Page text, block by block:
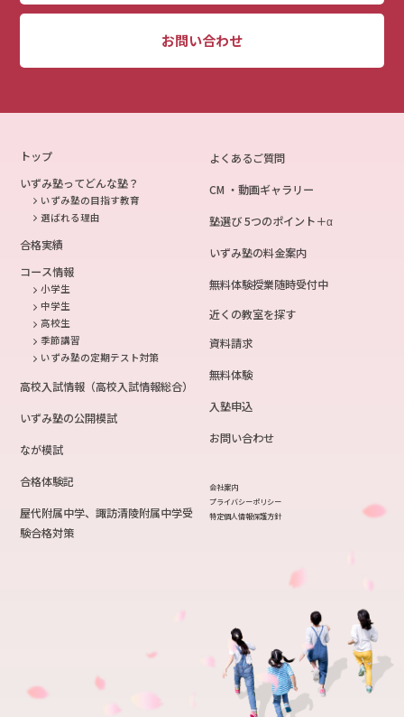
お問い合わせ
トップ
いずみ塾ってどんな塾？
いずみ塾の目指す教育
選ばれる理由
合格実績
コース情報
小学生
中学生
高校生
季節講習
いずみ塾の定期テスト対策
高校入試情報（高校入試情報総合）
いずみ塾の公開模試
なが模試
合格体験記
屋代附属中学、諏訪清陵附属中学受
験合格対策
よくあるご質問
CM ・動画ギャラリー
塾選び 5つのポイント＋α
いずみ塾の料金案内
無料体験授業随時受付中
近くの教室を探す
資料請求
無料体験
入塾申込
お問い合わせ
会社案内
プライバシーポリシー
特定個人情報保護方針